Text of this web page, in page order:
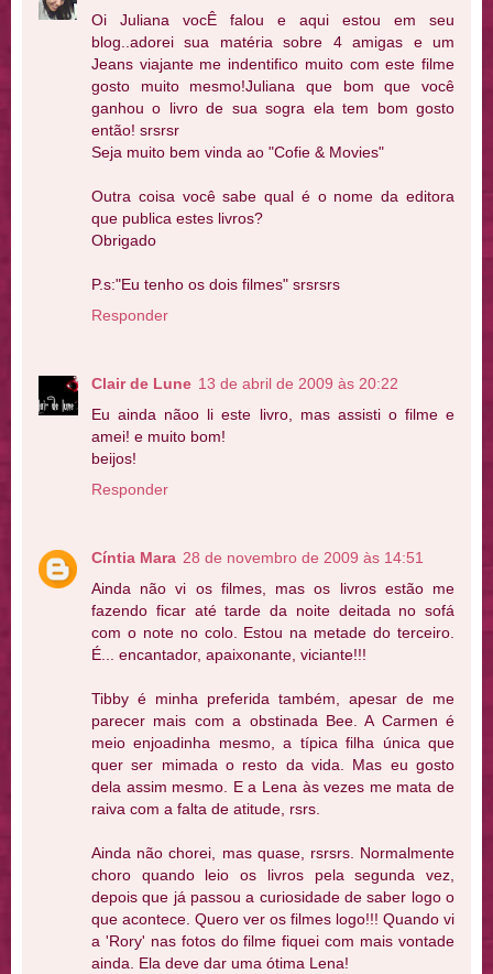
Oi Juliana vocÊ falou e aqui estou em seu
blog..adorei sua matéria sobre 4 amigas e um
Jeans viajante me indentifico muito com este filme
gosto muito mesmo!Juliana que bom que você
ganhou o livro de sua sogra ela tem bom gosto
então! srsrsr
Seja muito bem vinda ao "Cofie & Movies"
Outra coisa você sabe qual é o nome da editora
que publica estes livros?
Obrigado
P.s:"Eu tenho os dois filmes" srsrsrs
Responder
Clair de Lune 13 de abril de 2009 às 20:22
Eu ainda nãoo li este livro, mas assisti o filme e
amei! e muito bom!
beijos!
Responder
Cíntia Mara 28 de novembro de 2009 às 14:51
Ainda não vi os filmes, mas os livros estão me
fazendo ficar até tarde da noite deitada no sofá
com o note no colo. Estou na metade do terceiro.
É... encantador, apaixonante, viciante!!!
Tibby é minha preferida também, apesar de me
parecer mais com a obstinada Bee. A Carmen é
meio enjoadinha mesmo, a típica filha única que
quer ser mimada o resto da vida. Mas eu gosto
dela assim mesmo. E a Lena às vezes me mata de
raiva com a falta de atitude, rsrs.
Ainda não chorei, mas quase, rsrsrs. Normalmente
choro quando leio os livros pela segunda vez,
depois que já passou a curiosidade de saber logo o
que acontece. Quero ver os filmes logo!!! Quando vi
a 'Rory' nas fotos do filme fiquei com mais vontade
ainda. Ela deve dar uma ótima Lena!